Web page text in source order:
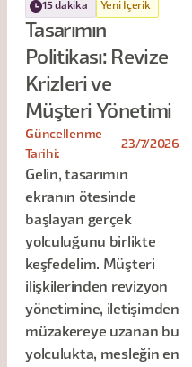
15 dakika Yeni İçerik
Tasarımın
Politikası: Revize
Krizleri ve
Müşteri Yönetimi
Güncellenme
Tarihi:
23/7/2026
Gelin, tasarımın
ekranın ötesinde
başlayan gerçek
yolculuğunu birlikte
keşfedelim. Müşteri
ilişkilerinden revizyon
yönetimine, iletişimden
müzakereye uzanan bu
yolculukta, mesleğin en